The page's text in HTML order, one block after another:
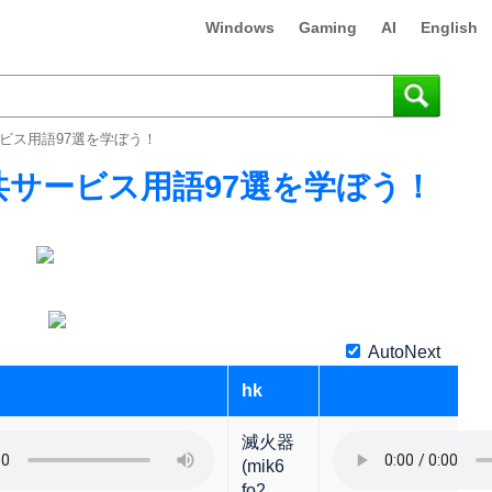
Windows Gaming AI English
ス用語97選を学ぼう！
ービス用語97選を学ぼう！
AutoNext
hk
滅火器
(mik6